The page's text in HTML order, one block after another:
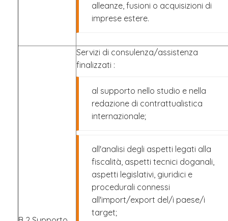
alleanze, fusioni o acquisizioni di
imprese estere.
Servizi di consulenza/assistenza
finalizzati :
al supporto nello studio e nella
redazione di contrattualistica
internazionale;
all'analisi degli aspetti legati alla
fiscalità, aspetti tecnici doganali,
aspetti legislativi, giuridici e
procedurali connessi
all'import/export del/i paese/i
target;